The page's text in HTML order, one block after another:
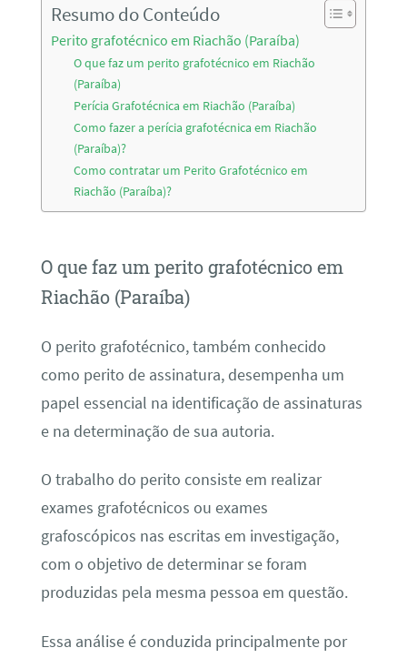
Resumo do Conteúdo
Perito grafotécnico em Riachão (Paraíba)
O que faz um perito grafotécnico em Riachão
(Paraíba)
Perícia Grafotécnica em Riachão (Paraíba)
Como fazer a perícia grafotécnica em Riachão
(Paraíba)?
Como contratar um Perito Grafotécnico em
Riachão (Paraíba)?
O que faz um perito grafotécnico em
Riachão (Paraíba)
O perito grafotécnico, também conhecido
como perito de assinatura, desempenha um
papel essencial na identificação de assinaturas
e na determinação de sua autoria.
O trabalho do perito consiste em realizar
exames grafotécnicos ou exames
grafoscópicos nas escritas em investigação,
com o objetivo de determinar se foram
produzidas pela mesma pessoa em questão.
Essa análise é conduzida principalmente por